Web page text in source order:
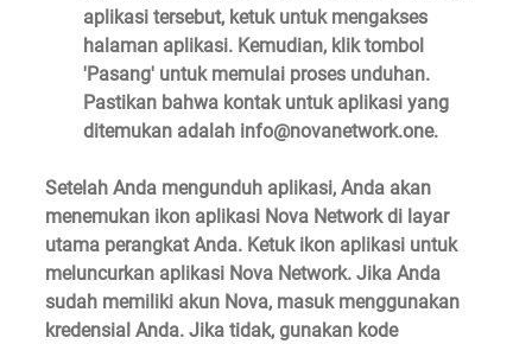
aplikasi tersebut, ketuk untuk mengakses
halaman aplikasi. Kemudian, klik tombol
'Pasang' untuk memulai proses unduhan.
Pastikan bahwa kontak untuk aplikasi yang
ditemukan adalah info@novanetwork.one.
Setelah Anda mengunduh aplikasi, Anda akan
menemukan ikon aplikasi Nova Network di layar
utama perangkat Anda. Ketuk ikon aplikasi untuk
meluncurkan aplikasi Nova Network. Jika Anda
sudah memiliki akun Nova, masuk menggunakan
kredensial Anda. Jika tidak, gunakan kode